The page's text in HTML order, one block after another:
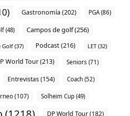
Gastronomía (202) PGA (86)
(48) Campos de golf (256)
(37) Podcast (216) LET (32)
World Tour (213) Seniors (71)
Entrevistas (154) Coach (52)
(107) Solheim Cup (49)
DP World Tour (182)